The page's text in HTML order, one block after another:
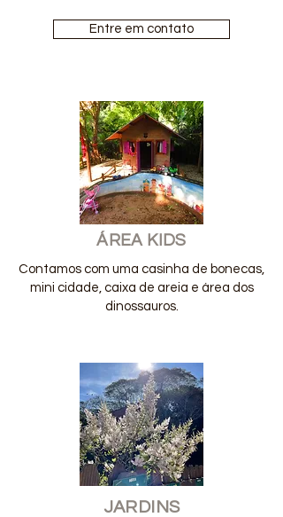
Entre em contato
ÁREA KIDS
Contamos com uma casinha de bonecas,
mini cidade, caixa de areia e área dos
dinossauros.
JARDINS